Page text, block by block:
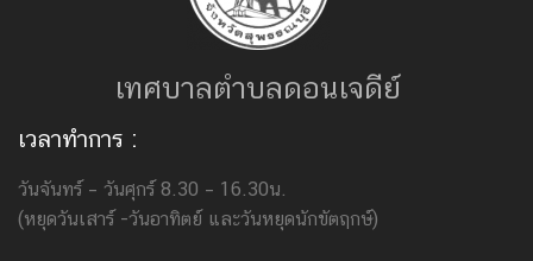
เทศบาลตำบลดอนเจดีย์
เวลาทำการ :
วันจันทร์ – วันศุกร์ 8.30 – 16.30น.
(หยุดวันเสาร์ -วันอาทิตย์ และวันหยุดนักขัตฤกษ์)